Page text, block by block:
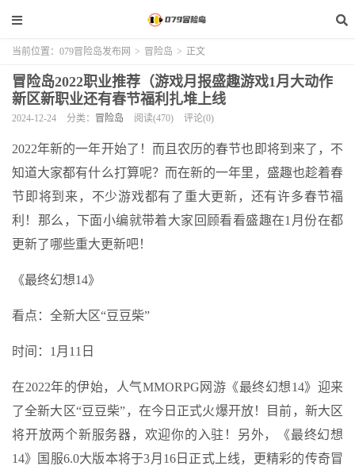
当前位置： 079冒险岛发布网 > 冒险岛 > 正文
冒险岛2022职业推荐（游戏月报盛趣游戏1月大动作
新区新职业还有春节福利扎堆上线
2024-12-24 分类： 冒险岛 阅读(470) 评论(0)
2022年新的一年开始了！而且农历的春节也即将到来了，不
知道大家都有什么打算呢？而在新的一年里，盛趣也趁着春
节即将到来，不少游戏都有了重大更新，还有许多春节福
利！那么，下面小编就带着大家回顾看看盛趣在1月份在都
更新了哪些重大更新吧！
《最终幻想14》
看点：全新大区“豆豆柴”
时间：1月11日
在2022年的伊始，人气MMORPG网游《最终幻想14》迎来
了全新大区“豆豆柴”，在今日正式火爆开放！目前，新大区
将开放两个新服务器，欢迎你的入驻！另外，《最终幻想
14》国服6.0大版本将于3月16日正式上线，更精彩的传奇冒